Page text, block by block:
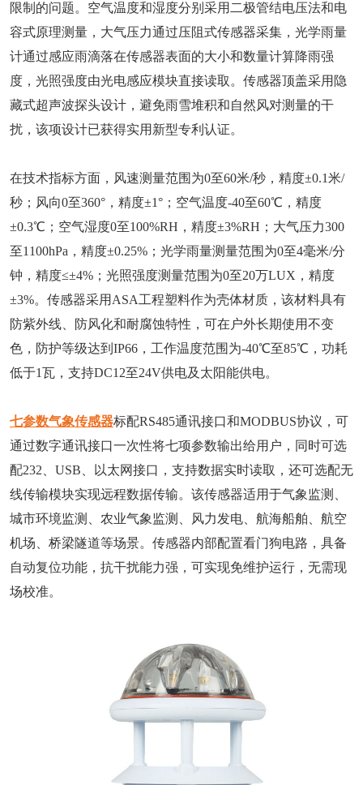
限制的问题。空气温度和湿度分别采用二极管结电压法和电
容式原理测量，大气压力通过压阻式传感器采集，光学雨量
计通过感应雨滴落在传感器表面的大小和数量计算降雨强
度，光照强度由光电感应模块直接读取。传感器顶盖采用隐
藏式超声波探头设计，避免雨雪堆积和自然风对测量的干
扰，该项设计已获得实用新型专利认证。
在技术指标方面，风速测量范围为0至60米/秒，精度±0.1米/
秒；风向0至360°，精度±1°；空气温度-40至60℃，精度
±0.3℃；空气湿度0至100%RH，精度±3%RH；大气压力300
至1100hPa，精度±0.25%；光学雨量测量范围为0至4毫米/分
钟，精度≤±4%；光照强度测量范围为0至20万LUX，精度
±3%。传感器采用ASA工程塑料作为壳体材质，该材料具有
防紫外线、防风化和耐腐蚀特性，可在户外长期使用不变
色，防护等级达到IP66，工作温度范围为-40℃至85℃，功耗
低于1瓦，支持DC12至24V供电及太阳能供电。
七参数气象传感器标配RS485通讯接口和MODBUS协议，可
通过数字通讯接口一次性将七项参数输出给用户，同时可选
配232、USB、以太网接口，支持数据实时读取，还可选配无
线传输模块实现远程数据传输。该传感器适用于气象监测、
城市环境监测、农业气象监测、风力发电、航海船舶、航空
机场、桥梁隧道等场景。传感器内部配置看门狗电路，具备
自动复位功能，抗干扰能力强，可实现免维护运行，无需现
场校准。